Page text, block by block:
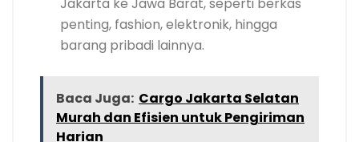
penting, fashion, elektronik, hingga
barang pribadi lainnya.
Baca Juga: Cargo Jakarta Selatan
Murah dan Efisien untuk Pengiriman
Harian